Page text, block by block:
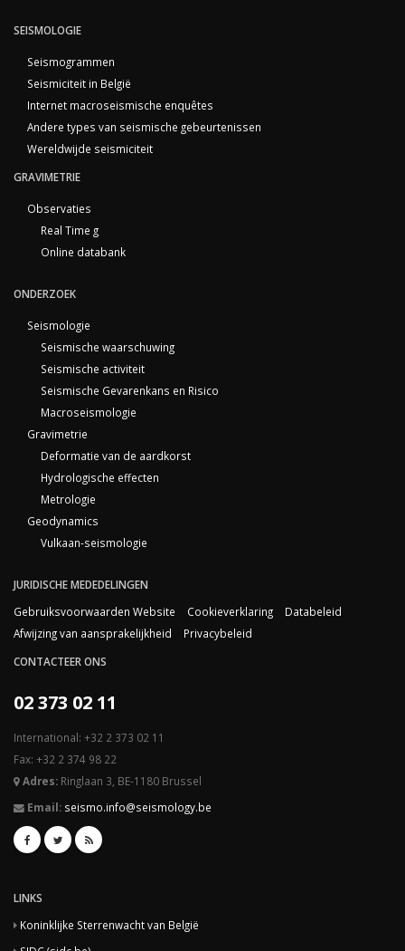
SEISMOLOGIE
Seismogrammen
Seismiciteit in België
Internet macroseismische enquêtes
Andere types van seismische gebeurtenissen
Wereldwijde seismiciteit
GRAVIMETRIE
Observaties
Real Time g
Online databank
ONDERZOEK
Seismologie
Seismische waarschuwing
Seismische activiteit
Seismische Gevarenkans en Risico
Macroseismologie
Gravimetrie
Deformatie van de aardkorst
Hydrologische effecten
Metrologie
Geodynamics
Vulkaan-seismologie
JURIDISCHE MEDEDELINGEN
Gebruiksvoorwaarden Website
Cookieverklaring
Databeleid
Afwijzing van aansprakelijkheid
Privacybeleid
CONTACTEER ONS
02 373 02 11
International: +32 2 373 02 11
Fax: +32 2 374 98 22
Adres: Ringlaan 3, BE-1180 Brussel
Email: seismo.info@seismology.be
LINKS
Koninklijke Sterrenwacht van België